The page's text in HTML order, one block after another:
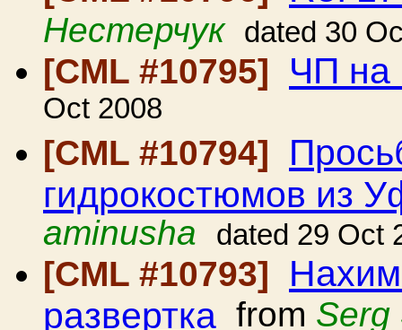
Нестерчук dated 30
[CML #10795] ЧП на
Oct 2008
[CML #10794]
гидрокостюмов из
aminusha
dated 29 Oct
[CML #10793]
развертка from Serg